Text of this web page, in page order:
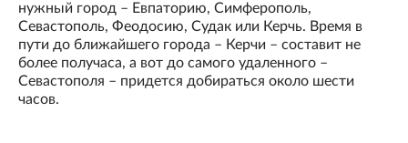
нужный город – Евпаторию, Симферополь,
Севастополь, Феодосию, Судак или Керчь. Время в
пути до ближайшего города – Керчи – составит не
более получаса, а вот до самого удаленного –
Севастополя – придется добираться около шести
часов.